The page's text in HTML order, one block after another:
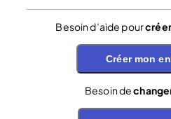
Besoin d’aide pour
Créer mon
Besoin de